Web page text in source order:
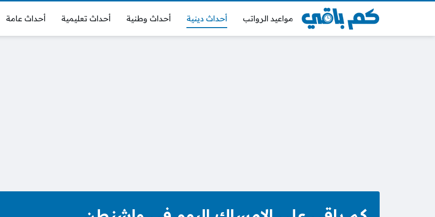
مواعيد الرواتب أحداث دينية أحداث وطنية أحداث تعليمية أحداث عامة